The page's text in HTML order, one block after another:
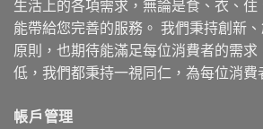
生活上的各項需求，無論是食、衣、住
能帶給您完善的服務。 我們秉持創新
原則，也期待能滿足每位消費者的需求
低，我們都秉持一視同仁，為每位消費
帳戶管理